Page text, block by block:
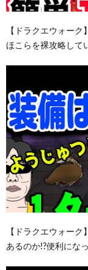
【ドラクエウォー
ほこらを裸攻略して
【ドラクエウォー
あるのか!?便利にな